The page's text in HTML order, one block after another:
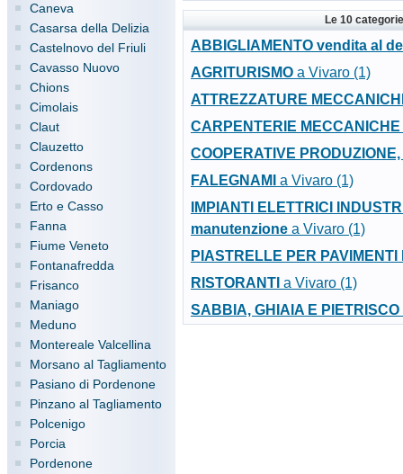
Caneva
Casarsa della Delizia
Castelnovo del Friuli
Cavasso Nuovo
Chions
Cimolais
Claut
Clauzetto
Cordenons
Cordovado
Erto e Casso
Fanna
Fiume Veneto
Fontanafredda
Frisanco
Maniago
Meduno
Montereale Valcellina
Morsano al Tagliamento
Pasiano di Pordenone
Pinzano al Tagliamento
Polcenigo
Porcia
Pordenone
Le 10
ABBIGLIAMENTO vendita al
AGRITURISMO a Vivaro (1)
ATTREZZATURE
CARPENTERIE MECCANICHE
COOPERATIVE
FALEGNAMI a Vivaro (1)
IMPIANTI ELETTRICI
manutenzione a Vivaro (1)
PIASTRELLE PER PAVIMENTI
RISTORANTI a Vivaro (1)
SABBIA, GHIAIA E PIETRISCO